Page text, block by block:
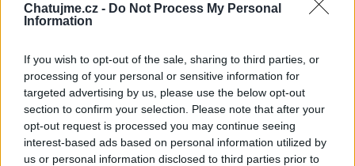
Chatujme.cz - Do Not Process My Personal
Information
If you wish to opt-out of the sale, sharing to third parties, or
processing of your personal or sensitive information for
targeted advertising by us, please use the below opt-out
section to confirm your selection. Please note that after your
opt-out request is processed you may continue seeing
interest-based ads based on personal information utilized by
us or personal information disclosed to third parties prior to